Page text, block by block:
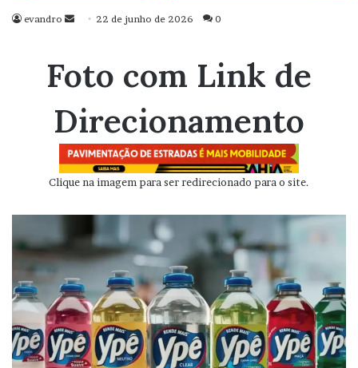
evandro
Mande
mail
22 de junho de 2026 0
Foto com Link de
Direcionamento
Clique na imagem para ser redirecionado para o site.